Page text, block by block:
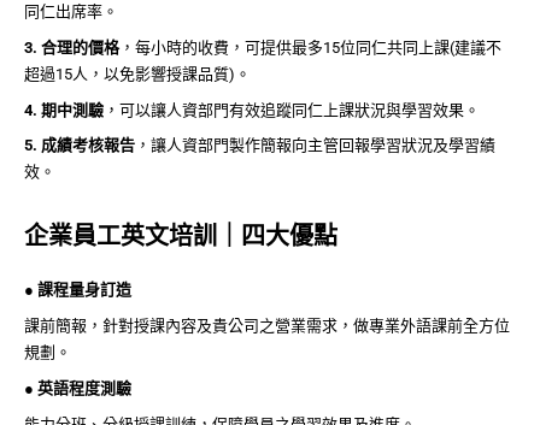
同仁出席率。
3. 合理的價格，每小時的收費，可提供最多15位同仁共同上課(建議不
超過15人，以免影響授課品質)。
4. 期中測驗 ，可以讓人資部門有效追蹤同仁上課狀況與學習效果。
5. 成績考核報告 ，讓人資部門製作簡報向主管回報學習狀況及學習績
效。
企業員工英文培訓｜四大優點
● 課程量身訂造
課前簡報，針對授課內容及貴公司之營業需求，做專業外語課前全方位
規劃。
● 英語程度測驗